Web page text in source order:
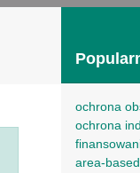
ochrona
ochrona
area-